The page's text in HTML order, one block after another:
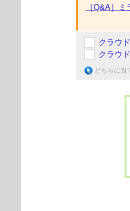
［Q&A］
クラウ
クラウ
どちらに当